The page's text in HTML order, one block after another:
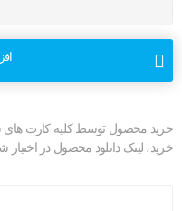
خرید محصول توسط کلیه کارت های
خرید، لینک دانلود محصول در